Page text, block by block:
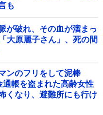
も
が破れ、その血が溜まっ
原麗子さん」、死の間
ンのフリをして泥棒
帳を盗まれた高齢女性
なり、避難所にも行け